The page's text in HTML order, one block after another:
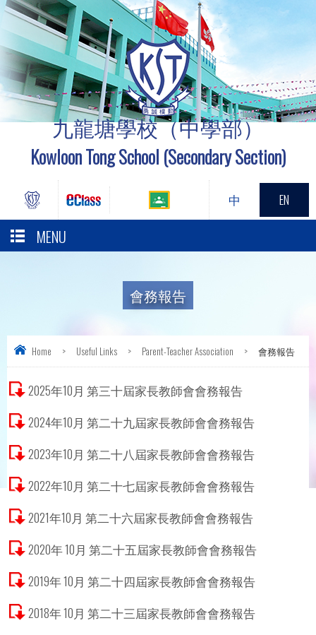
九龍塘學校（中學部）
Kowloon Tong School (Secondary Section)
中 EN
MENU
會務報告
Home > Useful Links > Parent-Teacher Association > 會務報告
2025年10月 第三十屆家長教師會會務報告
2024年10月 第二十九屆家長教師會會務報告
2023年10月 第二十八屆家長教師會會務報告
2022年10月 第二十七屆家長教師會會務報告
2021年10月 第二十六屆家長教師會會務報告
2020年 10月 第二十五屆家長教師會會務報告
2019年 10月 第二十四屆家長教師會會務報告
2018年 10月 第二十三屆家長教師會會務報告